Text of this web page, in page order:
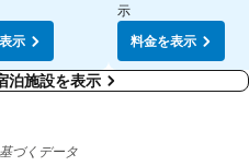
示
示
料金を表示
泊施設を表示
づくデータ